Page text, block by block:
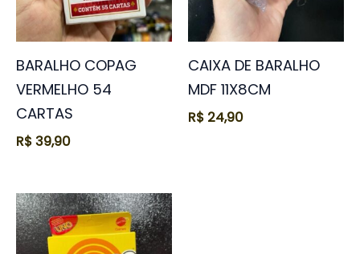
BARALHO COPAG
VERMELHO 54
CARTAS
R$39,90
CAIXA DE BARALHO
MDF 11X8CM
R$ 24,90